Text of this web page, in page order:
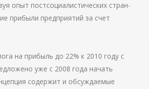
опыт постсоциалистических стран-
прибыли предприятий за счет
на прибыль до 22% к 2010 году с
уже с 2008 года начать
содержит и обсуждаемые